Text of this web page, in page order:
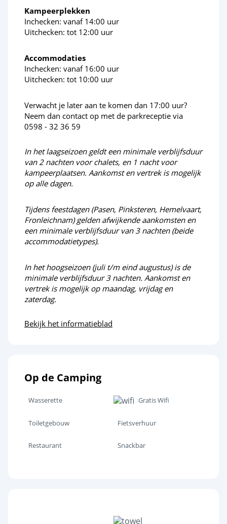
Kampeerplekken
Inchecken: vanaf 14:00 uur
Uitchecken: tot 12:00 uur
Accommodaties
Inchecken: vanaf 16:00 uur
Uitchecken: tot 10:00 uur
Verwacht je later aan te komen dan 17:00 uur?
Neem dan contact op met de parkreceptie via
0598 - 32 36 59
In het laagseizoen geldt een minimale verblijfsduur
van 2 nachten voor chalets, en 1 nacht voor
kampeerplaatsen. Aankomst en vertrek is mogelijk
op alle dagen.
Tijdens feestdagen (Pasen, Pinksteren, Hemelvaart,
Fronleichnam) gelden afwijkende aankomsten en
een minimale verblijfsduur van 3 nachten (beide
accommodatietypes).
In het hoogseizoen (juli t/m eind augustus) is de
minimale verblijfsduur 3 nachten. Aankomst en
vertrek is mogelijk op maandag, vrijdag en
zaterdag.
Bekijk het informatieblad
Op de Camping
Wasserette Gratis Wifi
Toiletgebouw Fietsverhuur
Restaurant Snackbar